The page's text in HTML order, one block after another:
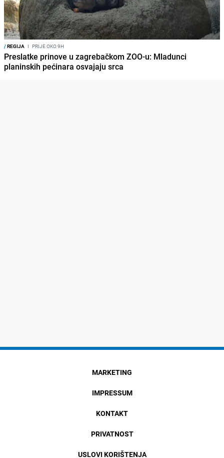
/REGIJA I PRIJE OKO 9H
Preslatke prinove u zagrebačkom ZOO-u: Mladunci
planinskih pećinara osvajaju srca
MARKETING
IMPRESSUM
KONTAKT
PRIVATNOST
USLOVI KORIŠTENJA